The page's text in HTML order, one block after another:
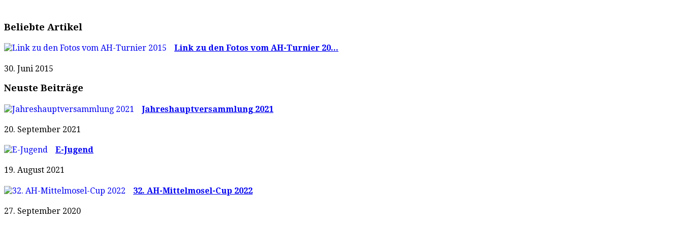
Beliebte Artikel
Link zu den Fotos vom AH-Turnier 20...
30. Juni 2015
Neuste Beiträge
Jahreshauptversammlung 2021
20. September 2021
E-Jugend
19. August 2021
32. AH-Mittelmosel-Cup 2022
27. September 2020